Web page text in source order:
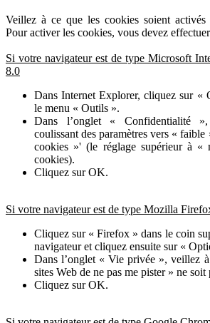
Veillez à ce que les cookies soient activés
Pour activer les cookies, vous devez
Si votre navigateur est de type Microsoft
8.0
Dans Internet Explorer, cliquez sur «
le menu « Outils ».
Dans l’onglet « Confidentialité
coulissant des paramètres vers « faible
cookies »' (le réglage supérieur à «
cookies).
Cliquez sur OK.
Si votre navigateur est de type Mozilla
Cliquez sur « Firefox » dans le coin
navigateur et cliquez ensuite sur «
Dans l’onglet « Vie privée », veillez
sites Web de ne pas me pister » ne soit
Cliquez sur OK.